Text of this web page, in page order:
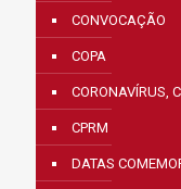
CONVOCAÇÃO
COPA
CORONAVÍRUS,
CPRM
DATAS